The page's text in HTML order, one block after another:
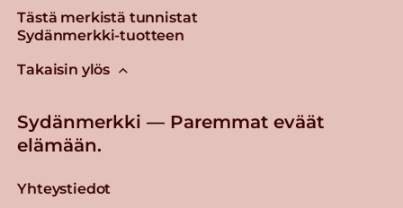
Tästä merkistä tunnistat
Sydänmerkki-tuotteen
Takaisin ylös
Sydänmerkki — Paremmat eväät
elämään.
Yhteystiedot